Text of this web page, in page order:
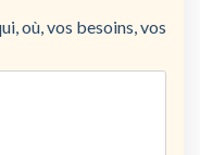
où, vos besoins, vos